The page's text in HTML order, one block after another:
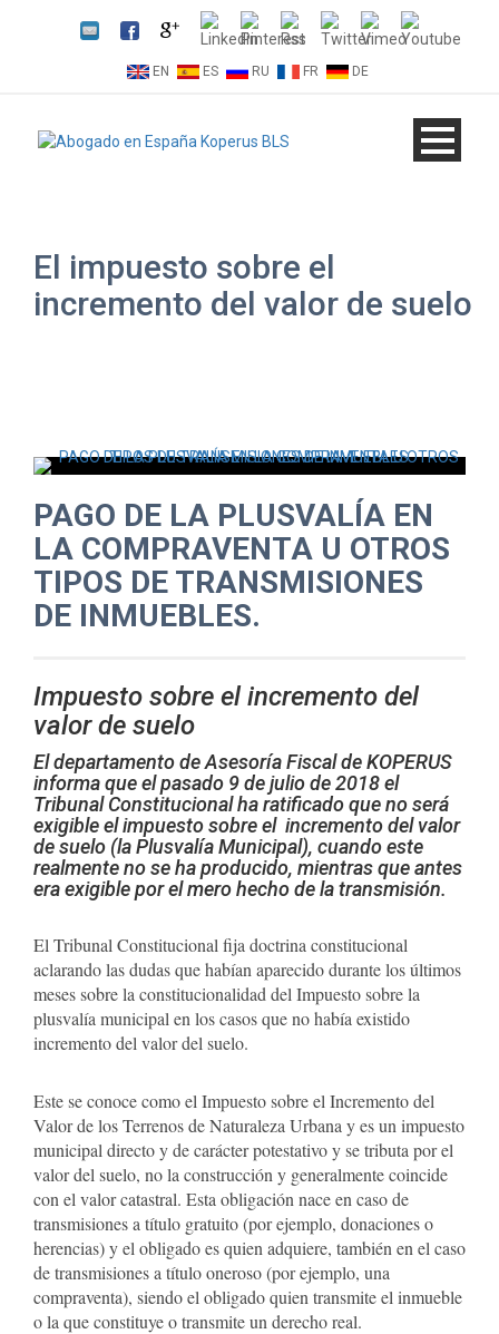
EN ES RU FR DE
El impuesto sobre el
incremento del valor de suelo
PAGO DE LA PLUSVALÍA EN
LA COMPRAVENTA U OTROS
TIPOS DE TRANSMISIONES
DE INMUEBLES.
Impuesto sobre el incremento del
valor de suelo
El departamento de Asesoría Fiscal de KOPERUS
informa que el pasado 9 de julio de 2018 el
Tribunal Constitucional ha ratificado que no será
exigible el impuesto sobre el incremento del valor
de suelo (la Plusvalía Municipal), cuando este
realmente no se ha producido, mientras que antes
era exigible por el mero hecho de la transmisión.
El Tribunal Constitucional fija doctrina constitucional
aclarando las dudas que habían aparecido durante los últimos
meses sobre la constitucionalidad del Impuesto sobre la
plusvalía municipal en los casos que no había existido
incremento del valor del suelo.
Este se conoce como el Impuesto sobre el Incremento del
Valor de los Terrenos de Naturaleza Urbana y es un impuesto
municipal directo y de carácter potestativo y se tributa por el
valor del suelo, no la construcción y generalmente coincide
con el valor catastral. Esta obligación nace en caso de
transmisiones a título gratuito (por ejemplo, donaciones o
herencias) y el obligado es quien adquiere, también en el caso
de transmisiones a título oneroso (por ejemplo, una
compraventa), siendo el obligado quien transmite el inmueble
o la que constituye o transmite un derecho real.